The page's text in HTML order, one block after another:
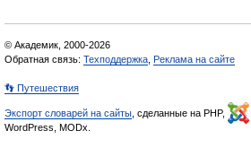
© Академик, 2000-2026
Обратная связь: Техподдержка Реклама на сайте
👣 Путешествия
Экспорт словарей на сайты , сделанные на PHP,
WordPress, MODx.